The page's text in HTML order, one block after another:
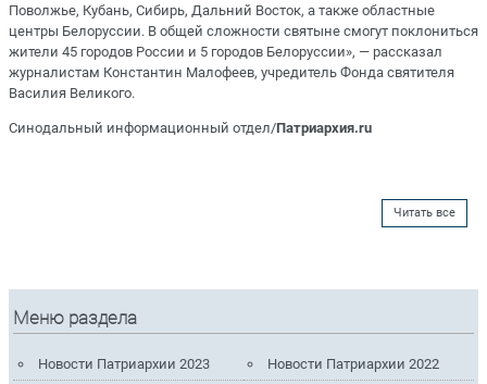
Поволжье, Кубань, Сибирь, Дальний Восток, а также областные
центры Белоруссии. В общей сложности святыне смогут поклониться
жители 45 городов России и 5 городов Белоруссии», — рассказал
журналистам Константин Малофеев, учредитель Фонда святителя
Василия Великого.
Синодальный информационный отдел/Патриархия.ru
Читать все
Меню раздела
Новости Патриархии 2023
Новости Патриархии 2022